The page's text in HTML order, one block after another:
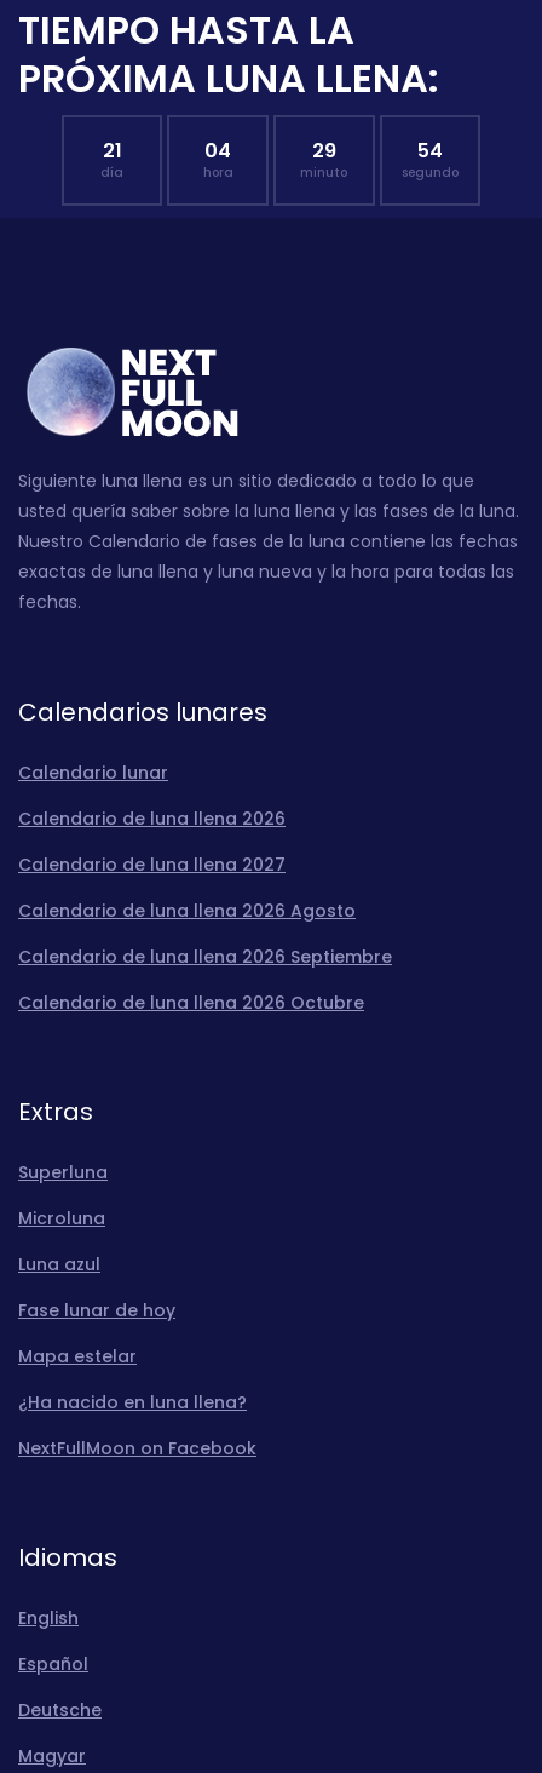
TIEMPO HASTA LA
PRÓXIMA LUNA LLENA:
21
día
04
hora
29
minuto
53
segundo
Siguiente luna llena es un sitio dedicado a todo lo que
usted quería saber sobre la luna llena y las fases de la luna.
Nuestro Calendario de fases de la luna contiene las fechas
exactas de luna llena y luna nueva y la hora para todas las
fechas.
Calendarios lunares
Calendario lunar
Calendario de luna llena 2026
Calendario de luna llena 2027
Calendario de luna llena 2026 Agosto
Calendario de luna llena 2026 Septiembre
Calendario de luna llena 2026 Octubre
Extras
Superluna
Microluna
Luna azul
Fase lunar de hoy
Mapa estelar
¿Ha nacido en luna llena?
NextFullMoon on Facebook
Idiomas
English
Español
Deutsche
Magyar